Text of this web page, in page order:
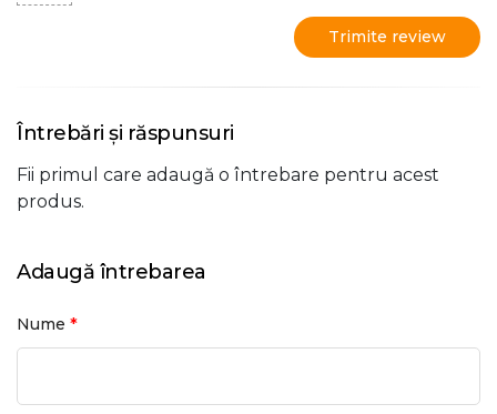
Trimite review
Întrebări și răspunsuri
Fii primul care adaugă o întrebare pentru acest
produs.
Adaugă întrebarea
Nume *